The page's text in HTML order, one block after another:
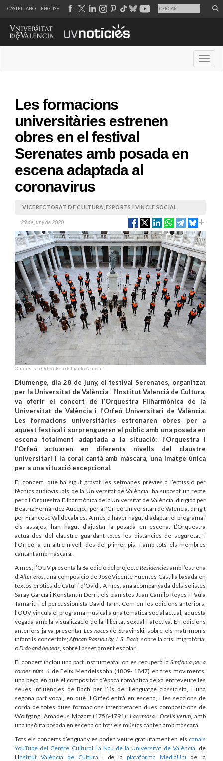
CASTELLANO ENGLISH
Les formacions
universitàries estrenen
obres en el festival
Serenates amb posada en
escena adaptada al
coronavirus
VICERECTORAT DE CULTURA, ESPORTS I VINCLE SOCIAL
29 de juny de 2020
Orquestra i Orfeó. Foto Eduardo Alapont.
Diumenge, dia 28 de juny, el festival Serenates, organitzat
per la Universitat de València i l’Institut Valencià de Cultura,
va oferir el concert de l’Orquestra Filharmònica de la
Universitat de València i l’Orfeó Universitari de València.
Les formacions universitàries estrenaren obres per a
aquest festival i sorprengueren el públic amb una posada en
escena totalment adaptada a la situació: l’Orquestra i
l’Orfeó actuaren en diferents nivells del claustre
universitari i la coral cantà amb màscara, una imatge única
per a una situació excepcional.
El concert, que ha sigut gravat les setmanes prèvies a l’emissió per
tècnics audiovisuals de la Universitat de València, ha suposat un repte
per a l’Orquestra Filharmònica de la Universitat de València, dirigida per
Beatriz Fernández Aucejo, i per a l’Orfeó Universitari de València, dirigit
per Francesc Valldecabres. A més d’haver hagut d’adaptar el programa i
els assajos, han hagut d’ajustar la posada en escena. L’Orquestra
actuà des del claustre guardant totes les distàncies de seguretat, i
l’Orfeó, a un altre nivell: des del primer pis, i amb tots els membres
cantant amb màscara.
A més, l’OUV presentà la 6a edició del projecteResidènciesamb l’estrena
d’Alter eros, una composició de José Vicente Fuentes Castilla basada en
textos eròtics de Catul i d’Ovidi. A més, anà acompanyada dels solistes
Saray García i Konstantin Derri, els pianistes Juan Camilo Reyes i Paula
Tamarit, i el percussionista David Tarín. Com en les edicions anteriors,
l’OUV vinculà el programa musical a una temàtica social actual, aquesta
vegada amb la visualització de la llibertat sexual i afectiva. En edicions
anteriors ja va presentar Les noces de Stravinski, sobre els matrimonis
infantils concertats;African Passion by J. S. Bach, sobre la crisi migratòria;
oDido and Aeneas, sobre l’assetjament escolar.
El concert inclou una part instrumental on es recuperà la Simfonia per a
cordes núm. 4 de Felix Mendelssohn (1809- 1847) en tres moviments,
una peça en què el compositor d’època romàntica deixa entreveure les
seues influències de Bach per l’ús del llenguatge classicista, i una
segona part vocal, en què l’Orfeó entrà en escena, i les seccions de
corda de totes dues formacions interpretaren dues composicions de
Wolfgang Amadeus Mozart (1756-1791): Lacrimosai Ocells verim, amb
una insòlita posada en escena on tots els músics canten amb màscara.
Tots els concerts d’enguany es poden veure gratuïtament en els canals
YouTube del Centre Cultural La Nau de la Universitat de València, de
l’Institut València de Cultura i de la plataforma MediaUni de la